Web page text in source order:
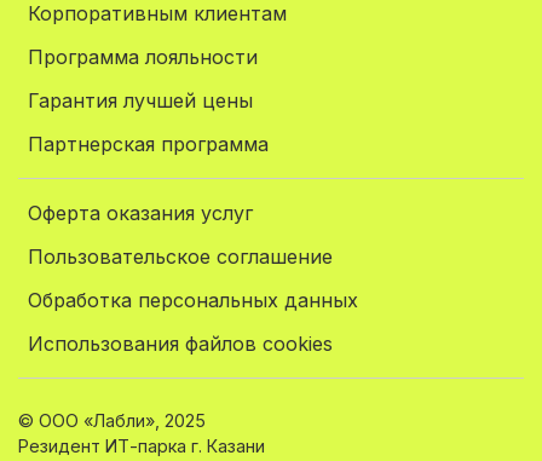
Корпоративным клиентам
Программа лояльности
Гарантия лучшей цены
Партнерская программа
Оферта оказания услуг
Пользовательское соглашение
Обработка персональных данных
Использования файлов cookies
© ООО «Лабли», 2025
Резидент ИТ-парка г. Казани